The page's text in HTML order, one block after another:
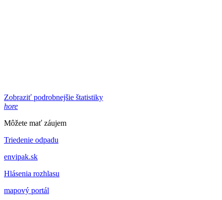
Zobraziť podrobnejšie štatistiky
hore
Môžete mať záujem
Triedenie odpadu
envipak.sk
Hlásenia rozhlasu
mapový portál